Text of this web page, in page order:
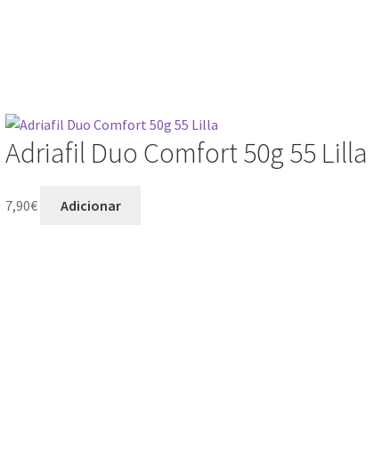
Adriafil Duo Comfort 50g 55 Lilla
7,90€ Adicionar